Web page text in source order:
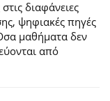
διαφάνειες
ψηφιακές πηγές
μαθήματα δεν
από